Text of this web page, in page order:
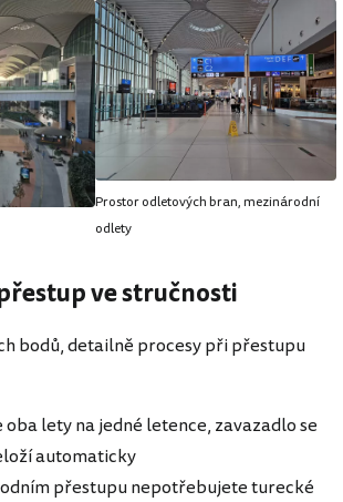
Prostor odletových bran, mezinárodní
odlety
ve stručnosti
bodů, detailně procesy při přestupu
oba lety na jedné letence, zavazadlo se
automaticky
přestupu nepotřebujete turecké